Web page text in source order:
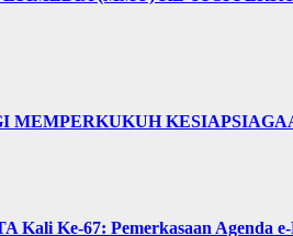
MEMPERKUKUH
Kali Ke-67: Pemerkasaan Agenda